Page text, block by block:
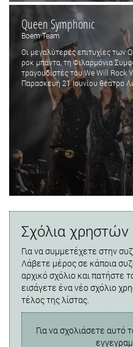
Queen Symphonic
Boem Team
Οι μεγαλύτερες επιτυχίες των
ροκ μπάντα, τη Φιλαρμόνια
τραγουδιστές του We Will Rock
Παρασκευή 21 Ιουνίου θέατρο
Σχόλια χρηστών
Για να συμμετέχετε στην
Λάβετε μέρος σε κάποια
αρχικό σχόλιο και πατήστε
εισάγετε ένα νέο σχόλιο
τέλος της λίστας.
Για να σχολιάσετε αυτό